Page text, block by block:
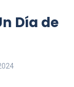
Día de